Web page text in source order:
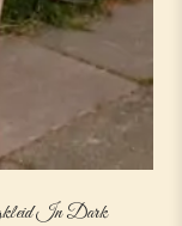
In Dark